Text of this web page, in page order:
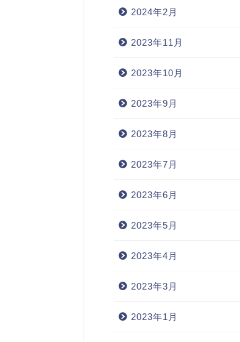
2024年2月
2023年11月
2023年10月
2023年9月
2023年8月
2023年7月
2023年6月
2023年5月
2023年4月
2023年3月
2023年1月